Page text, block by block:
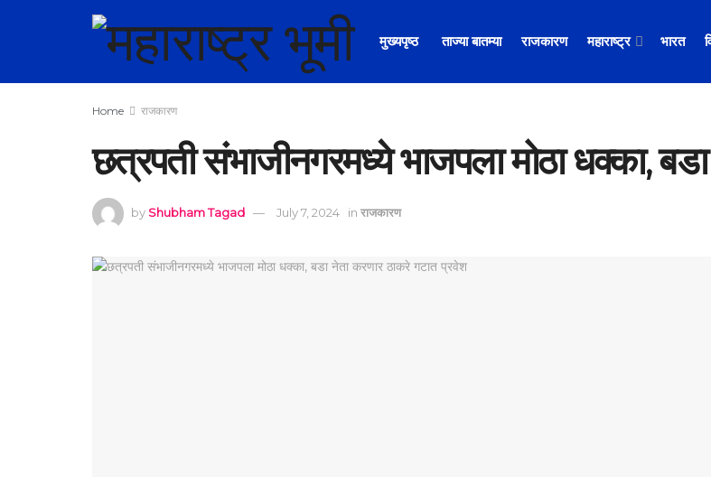
मुख्यपृष्ठ ताज्या बातम्या राजकारण महाराष्ट्र भारत
Home राजकारण
छत्रपती संभाजीनगरमध्ये भाजपला मोठा धक्का,
by Shubham Tagad July 7, 2024 in राजकारण